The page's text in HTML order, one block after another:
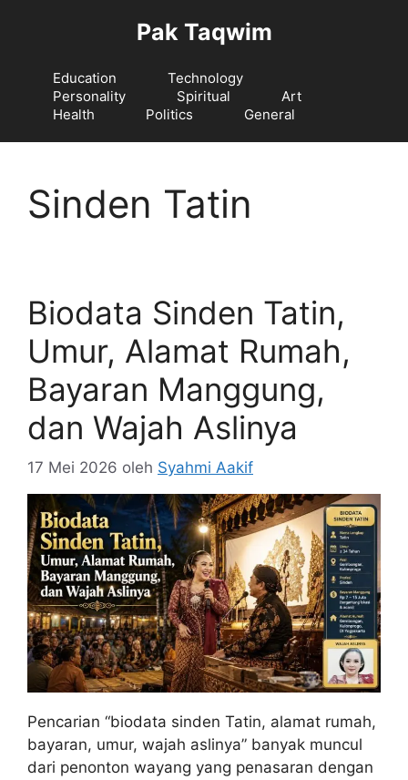
Pak Taqwim
Education
Technology
Personality
Spiritual
Art
Health
Politics General
Sinden Tatin
Biodata Sinden Tatin,
Umur, Alamat Rumah,
Bayaran Manggung,
dan Wajah Aslinya
17 Mei 2026 oleh Syahmi Aakif
Pencarian “biodata sinden Tatin, alamat rumah,
bayaran, umur, wajah aslinya” banyak muncul
dari penonton wayang yang penasaran dengan